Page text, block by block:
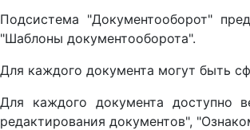
Подсистема "Документооборот"
"Шаблоны документооборота".
Для каждого документа могут быть
Для каждого документа доступно
редактирования документов",